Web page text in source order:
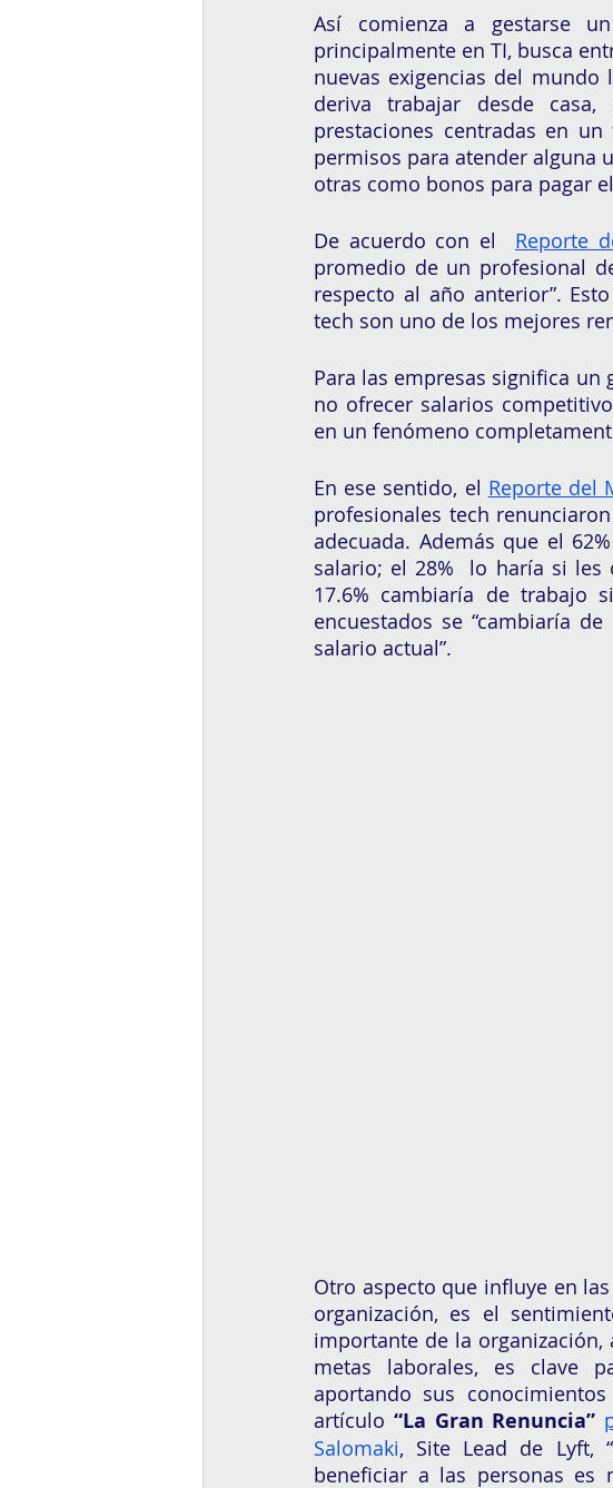
Así comienza a gestarse
principalmente en TI, busca
nuevas exigencias del
deriva trabajar desde
prestaciones centradas en
permisos para atender alguna
otras como bonos para pagar
De acuerdo con el ​ Reporte
promedio de un profesional
respecto al año anterior”.
tech son uno de los mejores
Para las empresas significa un
no ofrecer salarios
en un fenómeno
En ese sentido, el Reporte del
profesionales tech
adecuada. Además que el
salario; el 28%  lo haría si les
17.6% cambiaría de trabajo
encuestados se “cambiaría
salario actual”.
Otro aspecto que influye en
organización, es el
importante de la
metas laborales, es clave
aportando sus
artículo “La Gran Renuncia”
Salomaki, Site Lead de Lyft,
beneficiar a las personas es